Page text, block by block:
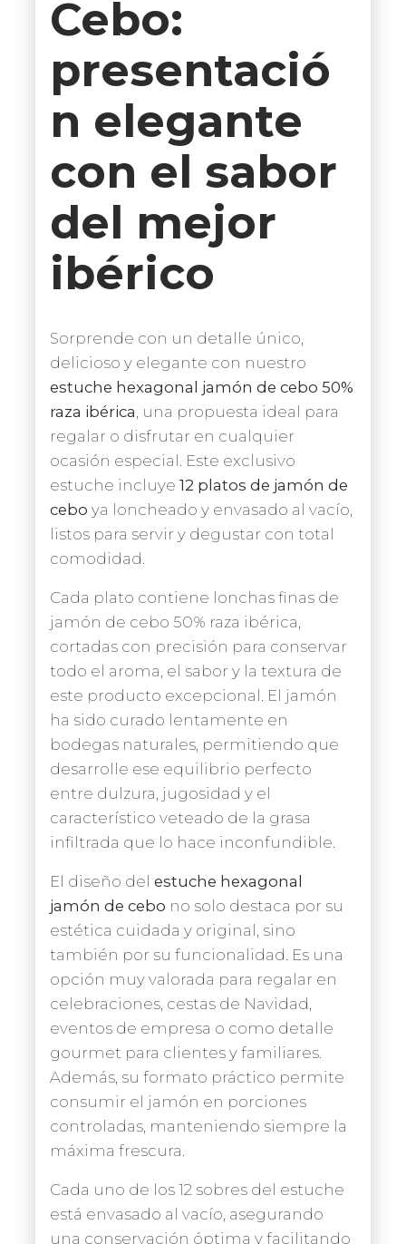
Cebo:
presentació
n elegante
con el sabor
del mejor
ibérico
Sorprende con un detalle único,
delicioso y elegante con nuestro
estuche hexagonal jamón de cebo 50%
raza ibérica , una propuesta ideal para
regalar o disfrutar en cualquier
ocasión especial. Este exclusivo
estuche incluye 12 platos de jamón de
cebo ya loncheado y envasado al vacío,
listos para servir y degustar con total
comodidad.
Cada plato contiene lonchas finas de
jamón de cebo 50% raza ibérica,
cortadas con precisión para conservar
todo el aroma, el sabor y la textura de
este producto excepcional. El jamón
ha sido curado lentamente en
bodegas naturales, permitiendo que
desarrolle ese equilibrio perfecto
entre dulzura, jugosidad y el
característico veteado de la grasa
infiltrada que lo hace inconfundible.
El diseño del estuche hexagonal
jamón de cebo no solo destaca por su
estética cuidada y original, sino
también por su funcionalidad. Es una
opción muy valorada para regalar en
celebraciones, cestas de Navidad,
eventos de empresa o como detalle
gourmet para clientes y familiares.
Además, su formato práctico permite
consumir el jamón en porciones
controladas, manteniendo siempre la
máxima frescura.
Cada uno de los 12 sobres del estuche
está envasado al vacío, asegurando
una conservación óptima y facilitando